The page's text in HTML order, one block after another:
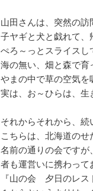
山田さんは、突然の訪
子ヤギと犬と戯れて、
ぺろ～っとスライスし
海の無い、畑と森で
やまの中で草の空気を
実は、お～ひらは、生
それからそれから、続
こちらは、北海道のせ
名前の通りの会です
者も運営いに携わって
『山の会 夕日のレス